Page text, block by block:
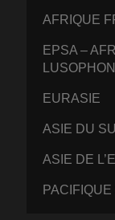
AFRIQUE
EPSA –
EURASIE
ASIE DU
ASIE DE